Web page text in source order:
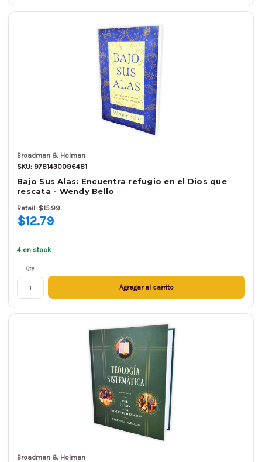
Broadman & Holman
SKU: 9781430096481
Bajo Sus Alas: Encuentra refugio en el Dios que
rescata - Wendy Bello
Retail: $15.99
$12.79
4 en stock
Qty.
Agregar al carrito
Broadman & Holman